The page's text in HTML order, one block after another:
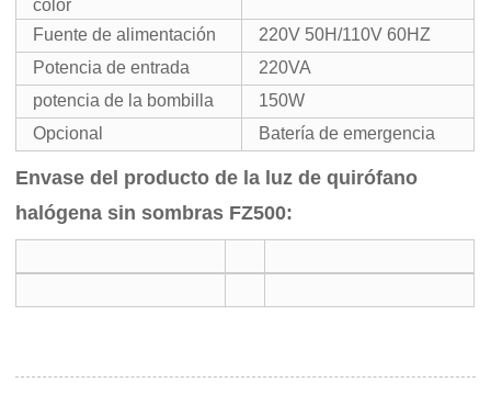
color
Fuente de alimentación
220V 50H/110V 60HZ
Potencia de entrada
220VA
potencia de la bombilla
150W
Opcional
Batería de emergencia
Envase del producto de la luz de quirófano
halógena sin sombras FZ500: